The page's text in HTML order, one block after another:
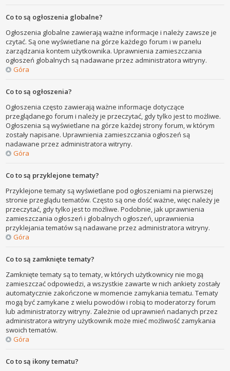
Co to są ogłoszenia globalne?
Ogłoszenia globalne zawierają ważne informacje i należy zawsze je
czytać. Są one wyświetlane na górze każdego forum i w panelu
zarządzania kontem użytkownika. Uprawnienia zamieszczania
ogłoszeń globalnych są nadawane przez administratora witryny.
Góra
Co to są ogłoszenia?
Ogłoszenia często zawierają ważne informacje dotyczące
przeglądanego forum i należy je przeczytać, gdy tylko jest to możliwe.
Ogłoszenia są wyświetlane na górze każdej strony forum, w którym
zostały napisane. Uprawnienia zamieszczania ogłoszeń są
nadawane przez administratora witryny.
Góra
Co to są przyklejone tematy?
Przyklejone tematy są wyświetlane pod ogłoszeniami na pierwszej
stronie przeglądu tematów. Często są one dość ważne, więc należy je
przeczytać, gdy tylko jest to możliwe. Podobnie, jak uprawnienia
zamieszczania ogłoszeń i globalnych ogłoszeń, uprawnienia
przyklejania tematów są nadawane przez administratora witryny.
Góra
Co to są zamknięte tematy?
Zamknięte tematy są to tematy, w których użytkownicy nie mogą
zamieszczać odpowiedzi, a wszystkie zawarte w nich ankiety zostały
automatycznie zakończone w momencie zamykania tematu. Tematy
mogą być zamykane z wielu powodów i robią to moderatorzy forum
lub administratorzy witryny. Zależnie od uprawnień nadanych przez
administratora witryny użytkownik może mieć możliwość zamykania
swoich tematów.
Góra
Co to są ikony tematu?